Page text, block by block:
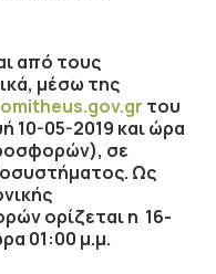
από τους
μέσω της
του
10-05-2019 και ώρα
σε
Ως
ορίζεται η 16-
01:00 μ.μ.